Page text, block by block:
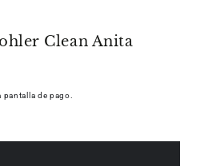
Clean Anita
pantalla de pago.